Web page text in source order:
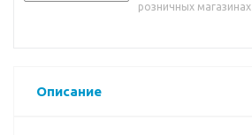
розничных магазинах
Описание